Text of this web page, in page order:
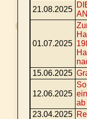
21.08.2025
01.07.2025
15.06.2025
12.06.2025
ab
23.04.2025